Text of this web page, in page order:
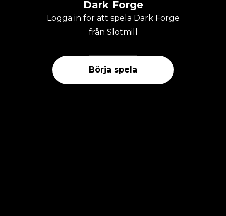
Dark Forge
Logga in för att spela Dark Forge
från Slotmill
Börja spela